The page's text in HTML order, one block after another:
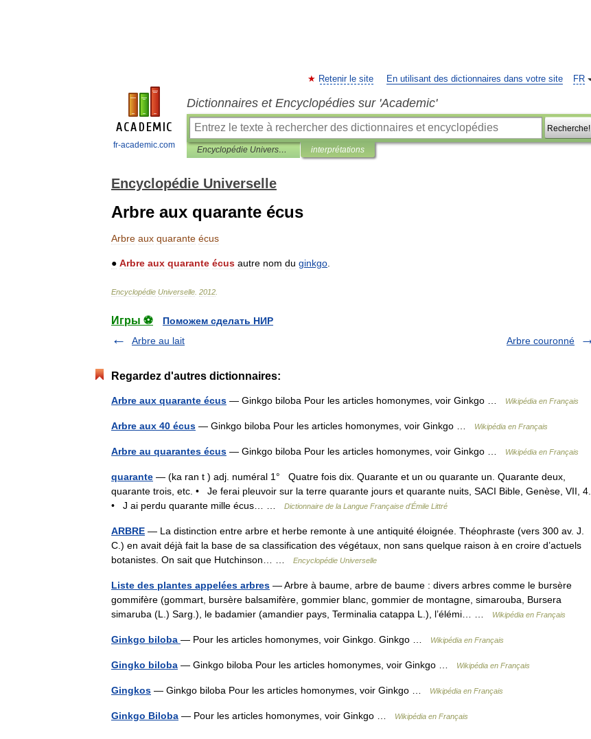
fr-academic.com
FR
Retenir le site En utilisant des dictionnaires dans votre site
Dictionnaires et Encyclopédies sur 'Academic'
Recherche!
Encyclopédie Universelle interprétations
Encyclopédie Universelle
Arbre aux quarante écus
Arbre aux quarante écus
● Arbre aux quarante écus autre nom du ginkgo
Encyclopédie Universelle 2012
Игры ⚽
Поможем сделать НИР
Arbre au lait
Arbre couronné
Regardez d'autres dictionnaires:
Arbre aux quarante écus — Ginkgo biloba Pour les articles homonymes, voir Ginkgo … Wikipédia en Français
Arbre aux 40 écus — Ginkgo biloba Pour les articles homonymes, voir Ginkgo … Wikipédia en Français
Arbre au quarantes écus — Ginkgo biloba Pour les articles homonymes, voir Ginkgo … Wikipédia en Français
quarante — (ka ran t ) adj. numéral 1° Quatre fois dix. Quarante et un ou quarante un. Quarante deux,
quarante trois, etc. • Je ferai pleuvoir sur la terre quarante jours et quarante nuits, SACI Bible, Genèse, VII, 4.
• J ai perdu quarante mille écus… …
Dictionnaire de la Langue Française d'Émile Littré
ARBRE — La distinction entre arbre et herbe remonte à une antiquité éloignée. Théophraste (vers 300 av. J.
C.) en avait déjà fait la base de sa classification des végétaux, non sans quelque raison à en croire d’actuels
botanistes. On sait que Hutchinson… …
Encyclopédie Universelle
Liste des plantes appelées arbres — Arbre à baume, arbre de baume : divers arbres comme le bursère
gommifère (gommart, bursère balsamifère, gommier blanc, gommier de montagne, simarouba, Bursera
simaruba (L.) Sarg.), le badamier (amandier pays, Terminalia catappa L.), l’élémi… …
Wikipédia en Français
Ginkgo biloba — Pour les articles homonymes, voir Ginkgo. Ginkgo … Wikipédia en Français
Gingko biloba — Ginkgo biloba Pour les articles homonymes, voir Ginkgo … Wikipédia en Français
Gingkos — Ginkgo biloba Pour les articles homonymes, voir Ginkgo … Wikipédia en Français
Ginkgo Biloba — Pour les articles homonymes, voir Ginkgo … Wikipédia en Français